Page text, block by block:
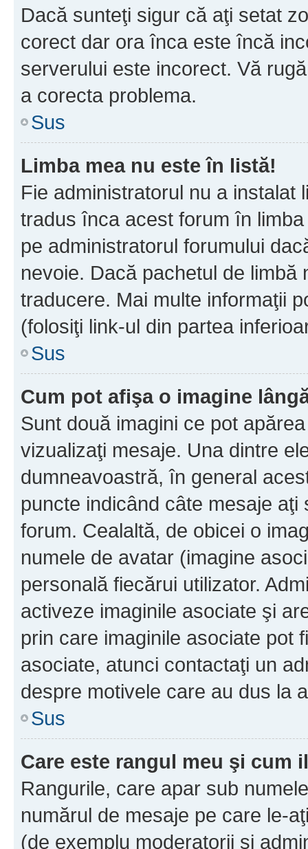
Dacă sunteţi sigur că aţi setat
corect dar ora înca este încă
serverului este incorect. Vă
a corecta problema.
Sus
Limba mea nu este în listă!
Fie administratorul nu a instalat
tradus înca acest forum în
pe administratorul forumului
nevoie. Dacă pachetul de
traducere. Mai multe informaţii
(folosiţi link-ul din partea
Sus
Cum pot afişa o imagine
Sunt două imagini ce pot
vizualizaţi mesaje. Una dintre
dumneavoastră, în general
puncte indicând câte mesaje
forum. Cealaltă, de obicei o
numele de avatar (imagine
personală fiecărui utilizator.
activeze imaginile asociate şi
prin care imaginile asociate pot
asociate, atunci contactaţi un
despre motivele care au dus la
Sus
Care este rangul meu şi cum
Rangurile, care apar sub
numărul de mesaje pe care le-
(de exemplu moderatorii şi